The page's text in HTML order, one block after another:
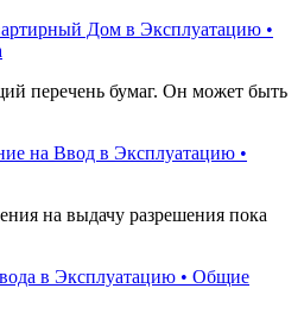
Дом в Эксплуатацию •
перечень бумаг. Он может быть
на Ввод в Эксплуатацию •
на выдачу разрешения пока
в Эксплуатацию • Общие